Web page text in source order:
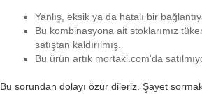
Yanlış, eksik ya da hatalı bir
Bu kombinasyona ait stoklarımız
satıştan kaldırılmış.
Bu ürün artık mortaki.com'da
Bu sorundan dolayı özür dileriz. Şayet